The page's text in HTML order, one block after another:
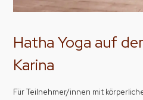
Hatha Yoga auf
Karina
Für Teilnehmer/innen mit